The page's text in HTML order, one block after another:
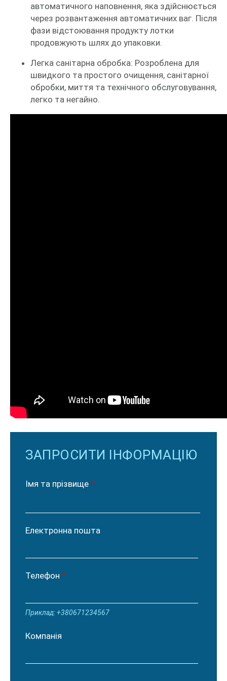
автоматичного наповнення, яка здійснюється
через розвантаження автоматичних ваг. Після
фази відстоювання продукту лотки
продовжують шлях до упаковки.
Легка санітарна обробка: Розроблена для
швидкого та простого очищення, санітарної
обробки, миття та технічного обслуговування,
легко та негайно.
ЗАПРОСИТИ ІНФОРМАЦІЮ
Імя та прізвище
Електронна пошта
Телефон
Приклад: +380671234567
Компанія